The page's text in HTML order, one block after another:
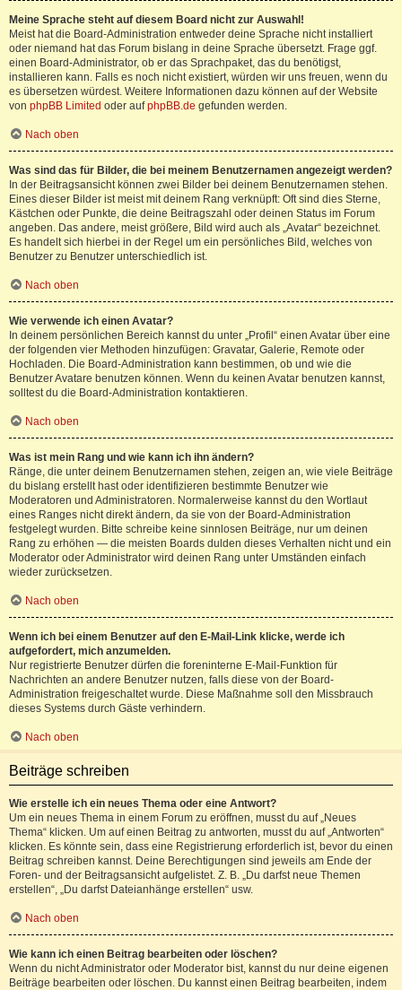
Meine Sprache steht auf diesem Board nicht zur Auswahl!
Meist hat die Board-Administration entweder deine Sprache nicht installiert
oder niemand hat das Forum bislang in deine Sprache übersetzt. Frage ggf.
einen Board-Administrator, ob er das Sprachpaket, das du benötigst,
installieren kann. Falls es noch nicht existiert, würden wir uns freuen, wenn du
es übersetzen würdest. Weitere Informationen dazu können auf der Website
von phpBB Limited oder aufphpBB.de gefunden werden.
Nach oben
Was sind das für Bilder, die bei meinem Benutzernamen angezeigt werden?
In der Beitragsansicht können zwei Bilder bei deinem Benutzernamen stehen.
Eines dieser Bilder ist meist mit deinem Rang verknüpft: Oft sind dies Sterne,
Kästchen oder Punkte, die deine Beitragszahl oder deinen Status im Forum
angeben. Das andere, meist größere, Bild wird auch als „Avatar“ bezeichnet.
Es handelt sich hierbei in der Regel um ein persönliches Bild, welches von
Benutzer zu Benutzer unterschiedlich ist.
Nach oben
Wie verwende ich einen Avatar?
In deinem persönlichen Bereich kannst du unter „Profil“ einen Avatar über eine
der folgenden vier Methoden hinzufügen: Gravatar, Galerie, Remote oder
Hochladen. Die Board-Administration kann bestimmen, ob und wie die
Benutzer Avatare benutzen können. Wenn du keinen Avatar benutzen kannst,
solltest du die Board-Administration kontaktieren.
Nach oben
Was ist mein Rang und wie kann ich ihn ändern?
Ränge, die unter deinem Benutzernamen stehen, zeigen an, wie viele Beiträge
du bislang erstellt hast oder identifizieren bestimmte Benutzer wie
Moderatoren und Administratoren. Normalerweise kannst du den Wortlaut
eines Ranges nicht direkt ändern, da sie von der Board-Administration
festgelegt wurden. Bitte schreibe keine sinnlosen Beiträge, nur um deinen
Rang zu erhöhen — die meisten Boards dulden dieses Verhalten nicht und ein
Moderator oder Administrator wird deinen Rang unter Umständen einfach
wieder zurücksetzen.
Nach oben
Wenn ich bei einem Benutzer auf den E-Mail-Link klicke, werde ich
aufgefordert, mich anzumelden.
Nur registrierte Benutzer dürfen die foreninterne E-Mail-Funktion für
Nachrichten an andere Benutzer nutzen, falls diese von der Board-
Administration freigeschaltet wurde. Diese Maßnahme soll den Missbrauch
dieses Systems durch Gäste verhindern.
Nach oben
Beiträge schreiben
Wie erstelle ich ein neues Thema oder eine Antwort?
Um ein neues Thema in einem Forum zu eröffnen, musst du auf „Neues
Thema“ klicken. Um auf einen Beitrag zu antworten, musst du auf „Antworten“
klicken. Es könnte sein, dass eine Registrierung erforderlich ist, bevor du einen
Beitrag schreiben kannst. Deine Berechtigungen sind jeweils am Ende der
Foren- und der Beitragsansicht aufgelistet. Z. B. „Du darfst neue Themen
erstellen“, „Du darfst Dateianhänge erstellen“ usw.
Nach oben
Wie kann ich einen Beitrag bearbeiten oder löschen?
Wenn du nicht Administrator oder Moderator bist, kannst du nur deine eigenen
Beiträge bearbeiten oder löschen. Du kannst einen Beitrag bearbeiten, indem